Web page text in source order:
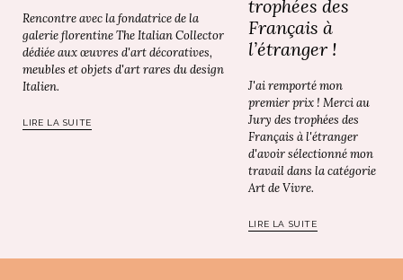
Rencontre avec la fondatrice de la
galerie florentine The Italian Collector
dédiée aux œuvres d'art décoratives,
meubles et objets d'art rares du design
Italien.
LIRE LA SUITE
trophées des
Français à
l’étranger !
J'ai remporté mon
premier prix ! Merci au
Jury des trophées des
Français à l'étranger
d'avoir sélectionné mon
travail dans la catégorie
Art de Vivre.
LIRE LA SUITE